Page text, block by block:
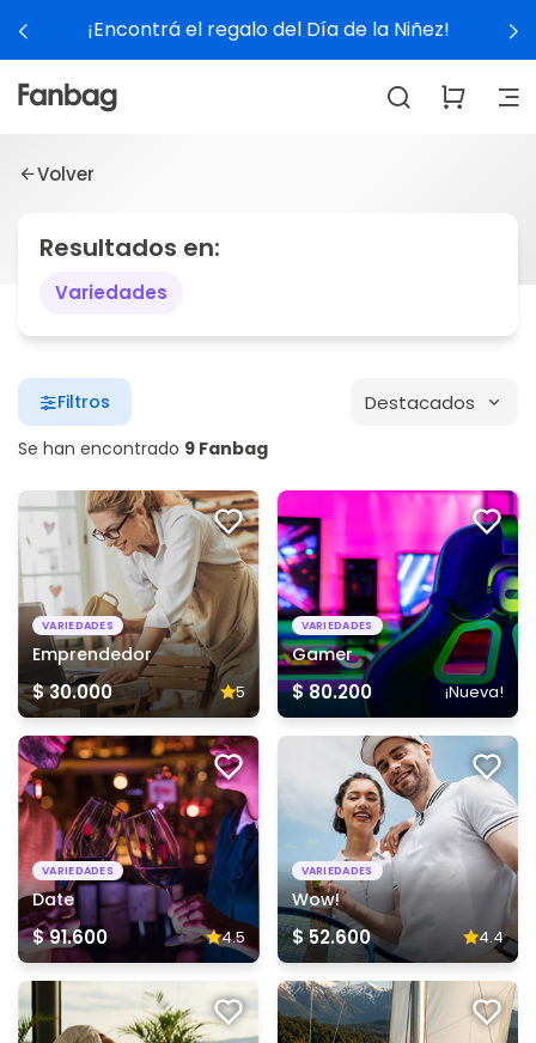
¡Encontrá el regalo del Día de la Niñez!
Volver
Resultados en:
Variedades
Se han encontrado 9 Fanbag
Filtros Destacados
VARIEDADES
Emprendedor
$ 30.000 5
VARIEDADES
Gamer
$ 80.200 ¡Nueva!
VARIEDADES
Date
$ 91.600 4.5
VARIEDADES
Wow!
$ 52.600 4.4